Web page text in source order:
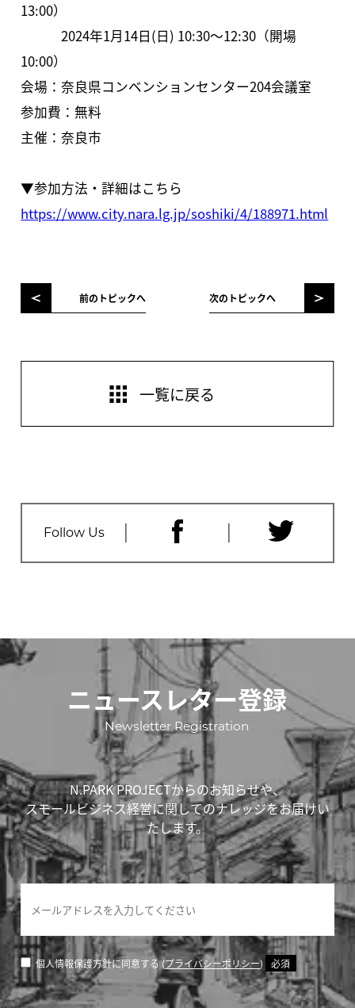
13:00）
2024年1月14日(日) 10:30～12:30（開場
10:00）
会場：奈良県コンベンションセンター204会議室
参加費：無料
主催：奈良市
▼参加方法・詳細はこちら
https://www.city.nara.lg.jp/soshiki/4/188971.html
前のトピックへ
一覧に戻る
次のトピックへ
Follow Us
ニュースレター登録
Newsletter Registration
N.PARK PROJECTからのお知らせや、
スモールビジネス経営に関してのナレッジをお届けい
たします。
個人情報保護方針に同意する (プライバシーポリシー) 必須